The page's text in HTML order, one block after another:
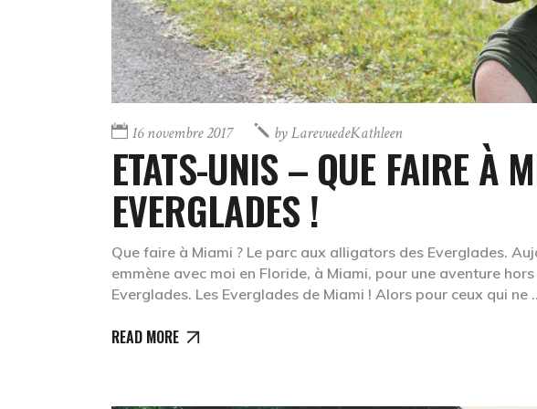
16 novembre 2017 byLarevuedeKathleen
ETATS-UNIS – QUE FAIRE À
EVERGLADES !
Que faire à Miami ? Le parc aux alligators des Everglades.
emmène avec moi en Floride, à Miami, pour une aventure
Everglades. Les Everglades de Miami ! Alors pour ceux qui ne
READ MORE